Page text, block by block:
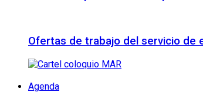
Ofertas de trabajo del servicio de
Agenda